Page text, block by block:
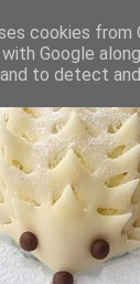
cookies from
with Google
to detect and